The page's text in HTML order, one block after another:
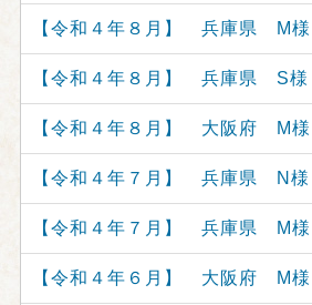
【令和４年８月】 兵庫県 M様
【令和４年８月】 兵庫県 S様
【令和４年８月】 大阪府 M様
【令和４年７月】 兵庫県 N様
【令和４年７月】 兵庫県 M様
【令和４年６月】 大阪府 M様